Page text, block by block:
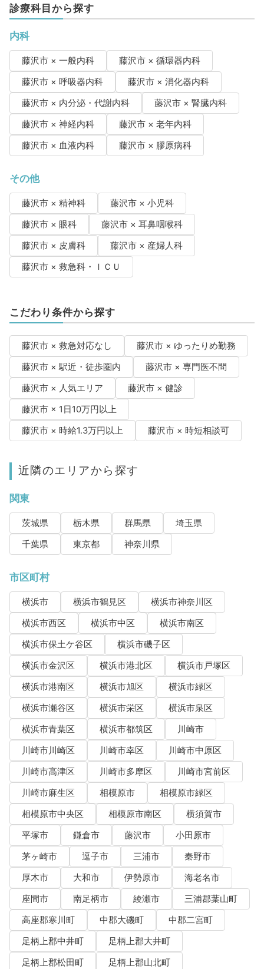
診療科目から探す
内科
藤沢市 × 一般内科
藤沢市 × 循環器内科
藤沢市 × 呼吸器内科
藤沢市 × 消化器内科
藤沢市 × 内分泌・代謝内科
藤沢市 × 腎臓内科
藤沢市 × 神経内科
藤沢市 × 老年内科
藤沢市 × 血液内科
藤沢市 × 膠原病科
その他
藤沢市 × 精神科
藤沢市 × 小児科
藤沢市 × 眼科
藤沢市 × 耳鼻咽喉科
藤沢市 × 皮膚科
藤沢市 × 産婦人科
藤沢市 × 救急科・ＩＣＵ
こだわり条件から探す
藤沢市 × 救急対応なし
藤沢市 × ゆったりめ勤務
藤沢市 × 駅近・徒歩圏内
藤沢市 × 専門医不問
藤沢市 × 人気エリア
藤沢市 × 健診
藤沢市 × 1日10万円以上
藤沢市 × 時給1.3万円以上
藤沢市 × 時短相談可
近隣のエリアから探す
関東
茨城県 栃木県 群馬県
埼玉県
千葉県
東京都 神奈川県
市区町村
横浜市 横浜市鶴見区
横浜市神奈川区
横浜市西区
横浜市中区
横浜市南区
横浜市保土ケ谷区
横浜市磯子区
横浜市金沢区
横浜市港北区
横浜市戸塚区
横浜市港南区
横浜市旭区
横浜市緑区
横浜市瀬谷区
横浜市栄区
横浜市泉区
横浜市青葉区
横浜市都筑区
川崎市
川崎市川崎区
川崎市幸区
川崎市中原区
川崎市高津区
川崎市多摩区
川崎市宮前区
川崎市麻生区
相模原市
相模原市緑区
相模原市中央区
相模原市南区
横須賀市
平塚市
鎌倉市 藤沢市
小田原市
茅ヶ崎市
逗子市 三浦市
秦野市
厚木市
大和市 伊勢原市
海老名市
座間市
南足柄市 綾瀬市
三浦郡葉山町
高座郡寒川町
中郡大磯町
中郡二宮町
足柄上郡中井町
足柄上郡大井町
足柄上郡松田町
足柄上郡山北町